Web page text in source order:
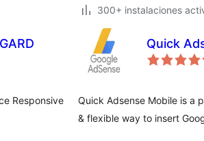
300+ instalaciones
Responsive
Quick
Quick Adsense Mobile is a
& flexible way to insert